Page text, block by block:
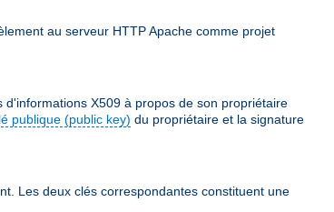
au serveur HTTP Apache comme projet
X509 à propos de son propriétaire
publique (public key) du propriétaire et la signature
Les deux clés correspondantes constituent une